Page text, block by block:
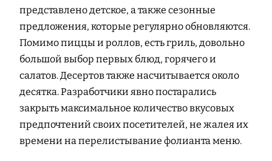
представлено детское, а также сезонные
предложения, которые регулярно обновляются.
Помимо пиццы и роллов, есть гриль, довольно
большой выбор первых блюд, горячего и
салатов. Десертов также насчитывается около
десятка. Разработчики явно постарались
закрыть максимальное количество вкусовых
предпочтений своих посетителей, не жалея их
времени на перелистывание фолианта меню.